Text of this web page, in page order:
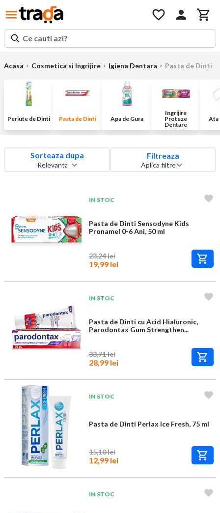
Ce cauti azi?
Acasa Cosmetica si Ingrijire Igiena Dentara Pasta de Dinti
Periute de Dinti Pasta de Dinti Apa de Gura
Ingrijire
Proteze
Dentare
Ata
Sorteaza dupa Filtreaza
Aplica filtre
IN STOC
Pasta de Dinti Sensodyne Kids
Pronamel 0-6 Ani, 50 ml
23,24 lei
19,99 lei
IN STOC
Pasta de Dinti cu Acid Hialuronic,
Parodontax Gum Strengthen...
33,71 lei
28,99 lei
IN STOC
Pasta de Dinti Perlax Ice Fresh, 75 ml
15,10 lei
12,99 lei
IN STOC